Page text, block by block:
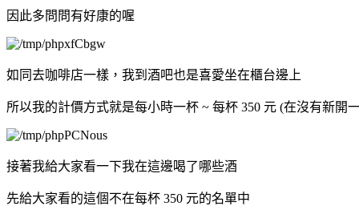
因此多問問有好康的喔
如同去咖啡店一樣，我到酒吧也是喜愛坐在櫃台邊上
所以我的計價方式就是每小時一杯 ~ 每杯 350 元 (在沒有新開
接著我給大家看一下我在這邊喝了哪些酒
先給大家看的這個不在每杯 350 元的名單中